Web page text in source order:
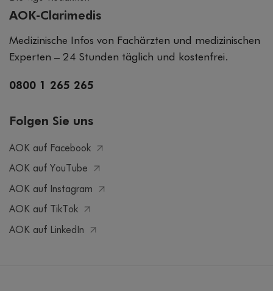
AOK-Clarimedis
Medizinische Infos von Fachärzten und medizinischen
Experten – 24 Stunden täglich und kostenfrei.
0800 1 265 265
Folgen Sie uns
AOK auf Facebook
AOK auf YouTube
AOK auf Instagram
AOK auf TikTok
AOK auf LinkedIn